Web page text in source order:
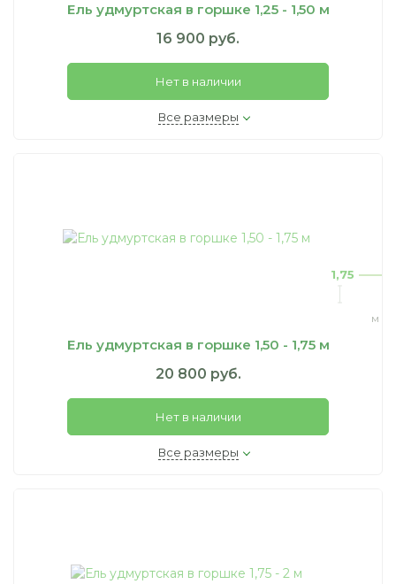
Ель удмуртская в горшке 1,25 - 1,50 м
16 900 руб.
Нет в наличии
Все размеры
м
1,75
Ель удмуртская в горшке 1,50 - 1,75 м
20 800 руб.
Нет в наличии
Все размеры